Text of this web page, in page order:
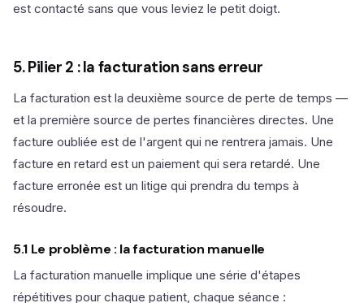
est contacté sans que vous leviez le petit doigt.
5. Pilier 2 : la facturation sans erreur
La facturation est la deuxième source de perte de temps —
et la première source de pertes financières directes. Une
facture oubliée est de l'argent qui ne rentrera jamais. Une
facture en retard est un paiement qui sera retardé. Une
facture erronée est un litige qui prendra du temps à
résoudre.
5.1 Le problème : la facturation manuelle
La facturation manuelle implique une série d'étapes
répétitives pour chaque patient, chaque séance :